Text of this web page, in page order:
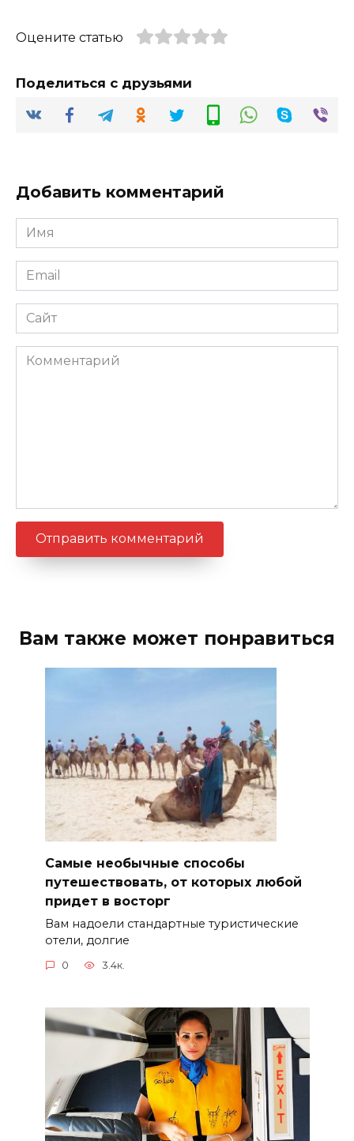
Оцените статью
Поделиться с друзьями
Добавить комментарий
Имя
*
Email
*
Сайт
Комментарий
Вам также может понравиться
Самые необычные способы
путешествовать, от которых любой
придет в восторг
Вам надоели стандартные туристические
отели, долгие
0 3.4к.